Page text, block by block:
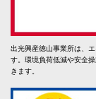
出光興産徳山事業所は、
す。環境負荷低減や安全
きます。